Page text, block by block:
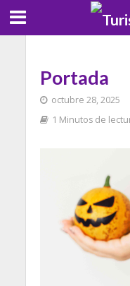
Portada
octubre 28, 2025
1 Minutos de